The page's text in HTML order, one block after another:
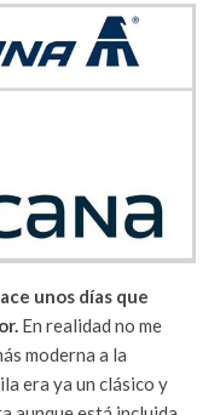
unos días que
En realidad no me
moderna a la
era ya un clásico y